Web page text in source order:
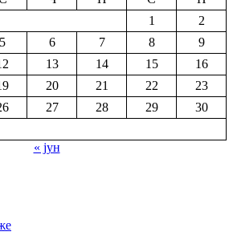
1
2
5 6 7 8
9
13 14 15
16
20 21 22
23
27 28 29
30
« јун